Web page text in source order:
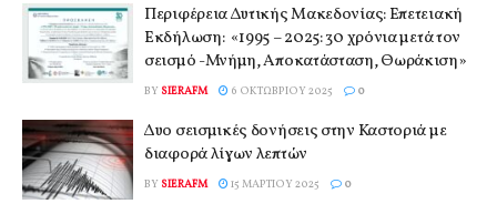
Περιφέρεια Δυτικής Μακεδονίας: Επετειακή
Εκδήλωση: «1995 – 2025: 30 χρόνια μετά τον
σεισμό -Μνήμη, Αποκατάσταση, Θωράκιση»
BY SIERAFM 6 ΟΚΤΩΒΡΊΟΥ 2025 0
Δυο σεισμικές δονήσεις στην Καστοριά με
διαφορά λίγων λεπτών
BY SIERAFM 15 ΜΑΡΤΊΟΥ 2025 0